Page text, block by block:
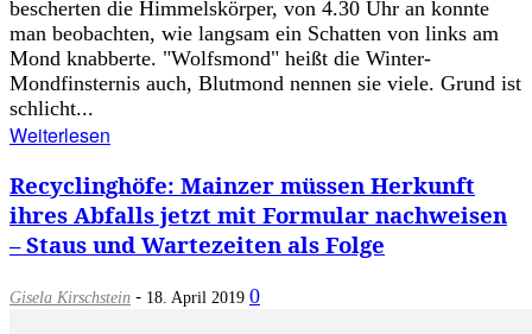
bescherten die Himmelskörper, von 4.30 Uhr an konnte
man beobachten, wie langsam ein Schatten von links am
Mond knabberte. "Wolfsmond" heißt die Winter-
Mondfinsternis auch, Blutmond nennen sie viele. Grund ist
schlicht...
Weiterlesen
Recyclinghöfe: Mainzer müssen Herkunft
ihres Abfalls jetzt mit Formular nachweisen
– Staus und Wartezeiten als Folge
Gisela Kirschstein - 18. April 2019 0